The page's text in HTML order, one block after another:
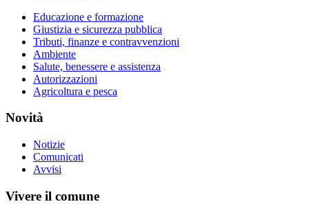
Educazione e formazione
Giustizia e sicurezza pubblica
Tributi, finanze e contravvenzioni
Ambiente
Salute, benessere e assistenza
Autorizzazioni
Agricoltura e pesca
Novità
Notizie
Comunicati
Avvisi
Vivere il comune